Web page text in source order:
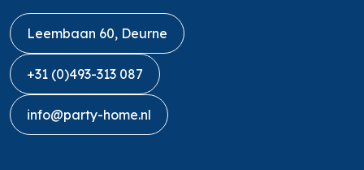
Leembaan 60, Deurne
+31 (0)493-313 087
info@party-home.nl